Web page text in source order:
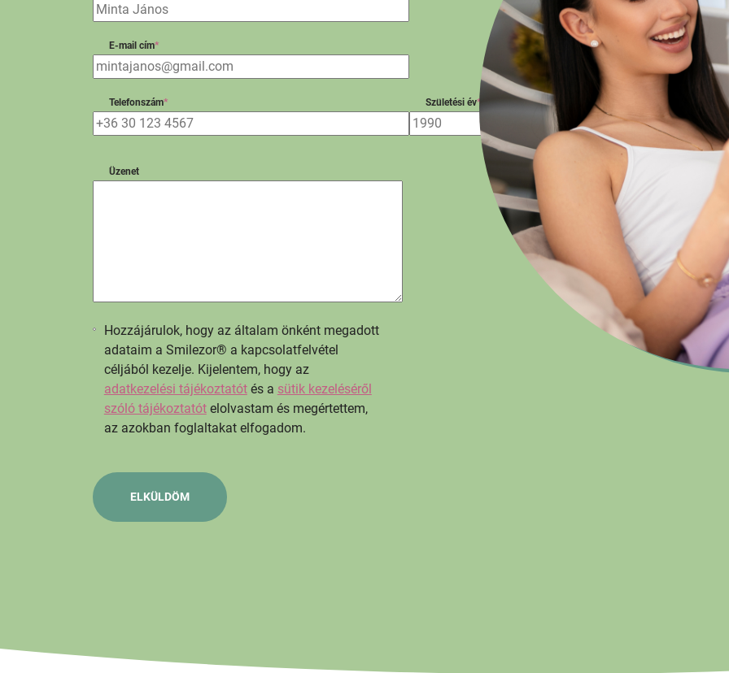
E-mail cím*
Telefonszám* Születési év*
Üzenet
Hozzájárulok, hogy az általam önként megadott
adataim a Smilezor® a kapcsolatfelvétel
céljából kezelje. Kijelentem, hogy az
adatkezelési tájékoztatótés a sütik kezeléséről
szóló tájékoztatótelolvastam és megértettem,
az azokban foglaltakat elfogadom.